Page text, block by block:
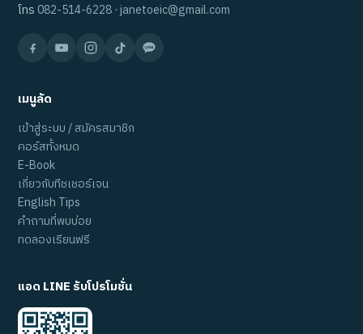
โทร 082-514-6228 ·janetoeic@gmail.com
เมนูลัด
เข้าสู่ระบบ / สมัครสมาชิก
คอร์สทั้งหมด
E-Book
เกี่ยวกับทีชเชอร์เจน
English Tips
คำถามที่พบบ่อย
ทดลองเรียนฟรี
แอด LINE รับโปรโมชั่น